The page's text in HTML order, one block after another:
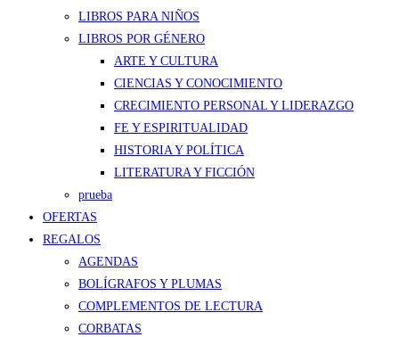
LIBROS PARA NIÑOS
LIBROS POR GÉNERO
ARTE Y CULTURA
CIENCIAS Y CONOCIMIENTO
CRECIMIENTO PERSONAL Y LIDERAZGO
FE Y ESPIRITUALIDAD
HISTORIA Y POLÍTICA
LITERATURA Y FICCIÓN
prueba
OFERTAS
REGALOS
AGENDAS
BOLÍGRAFOS Y PLUMAS
COMPLEMENTOS DE LECTURA
CORBATAS